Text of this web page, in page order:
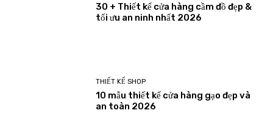
30 + Thiết kế cửa hàng cầm đồ đẹp &
tối ưu an ninh nhất 2026
THIẾT KẾ SHOP
10 mẫu thiết kế cửa hàng gạo đẹp và
an toàn 2026